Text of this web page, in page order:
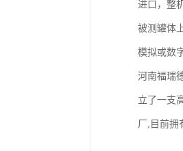
进口，整
被测罐体
模拟或数
河南福瑞
立了一支
厂,目前拥